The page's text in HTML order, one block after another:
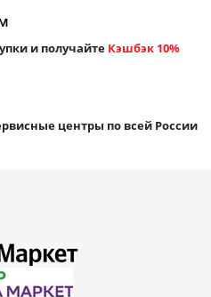
и получайте Кэшбэк 10%
центры по всей России